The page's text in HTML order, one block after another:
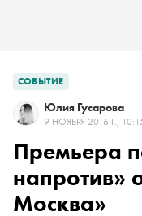
СОБЫТИЕ
Юлия Гусарова
9 НОЯБРЯ 2016 Г.,
Премьера
напротив»
Москва»